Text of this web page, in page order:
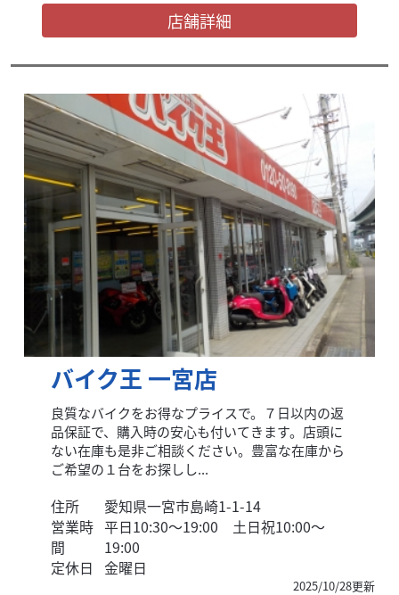
店舗詳細
バイク王 一宮店
良質なバイクをお得なプライスで。７日以内の返
品保証で、購入時の安心も付いてきます。店頭に
ない在庫も是非ご相談ください。豊富な在庫から
ご希望の１台をお探しし...
住所
愛知県一宮市島崎1-1-14
営業時
間
平日10:30～19:00 土日祝10:00～
19:00
定休日
金曜日
2025/10/28更新